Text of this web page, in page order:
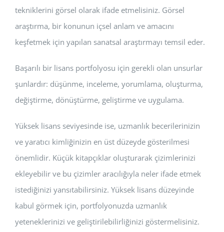
tekniklerini görsel olarak ifade etmelisiniz. Görsel
araştırma, bir konunun içsel anlam ve amacını
keşfetmek için yapılan sanatsal araştırmayı temsil eder.
Başarılı bir lisans portfolyosu için gerekli olan unsurlar
şunlardır: düşünme, inceleme, yorumlama, oluşturma,
değiştirme, dönüştürme, geliştirme ve uygulama.
Yüksek lisans seviyesinde ise, uzmanlık becerilerinizin
ve yaratıcı kimliğinizin en üst düzeyde gösterilmesi
önemlidir. Küçük kitapçıklar oluşturarak çizimlerinizi
ekleyebilir ve bu çizimler aracılığıyla neler ifade etmek
istediğinizi yansıtabilirsiniz. Yüksek lisans düzeyinde
kabul görmek için, portfolyonuzda uzmanlık
yeteneklerinizi ve geliştirilebilirliğinizi göstermelisiniz.